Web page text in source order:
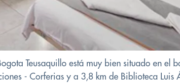
Teusaquillo está muy bien situado en el
- Corferias y a 3,8 km de Biblioteca